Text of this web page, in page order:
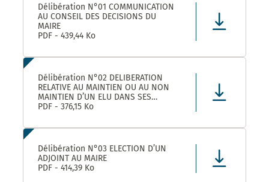
Délibération N°01 COMMUNICATION
AU CONSEIL DES DECISIONS DU
MAIRE
PDF - 439,44 Ko
Délibération N°02 DELIBERATION
RELATIVE AU MAINTIEN OU AU NON
MAINTIEN D’UN ELU DANS SES
FONCTIONS D’ADJOINT AU MAIRE
PDF - 376,15 Ko
Délibération N°03 ELECTION D’UN
ADJOINT AU MAIRE
PDF - 414,39 Ko